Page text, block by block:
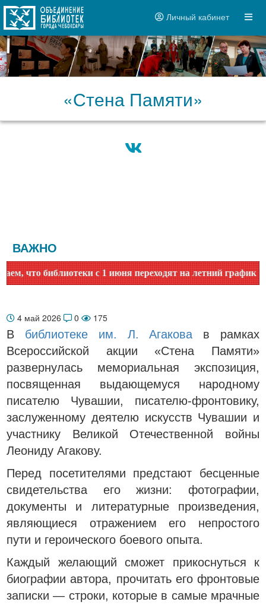
Личный кабинет
«Стена Памяти»
ВАЖНО
библиотеки с 1 июня переходят на летний график
4 май 2026 0 175
В библиотеке им. Л. Агакова в рамках
Всероссийской акции «Стена Памяти»
развернулась мемориальная экспозиция,
посвященная выдающемуся народному
писателю Чувашии, писателю-фронтовику,
заслуженному деятелю искусств Чувашии и
участнику Великой Отечественной войны
Леониду Агакову.
Перед посетителями предстают бесценные
свидетельства его жизни: фотографии,
документы и литературные произведения,
являющиеся отражением его непростого
пути и героического боевого опыта.
Каждый желающий сможет прикоснуться к
биографии автора, прочитать его фронтовые
записки — строки, которые в самые мрачные